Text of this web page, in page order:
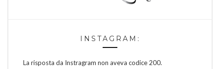
INSTAGRAM:
La risposta da Instragram non aveva codice 200.